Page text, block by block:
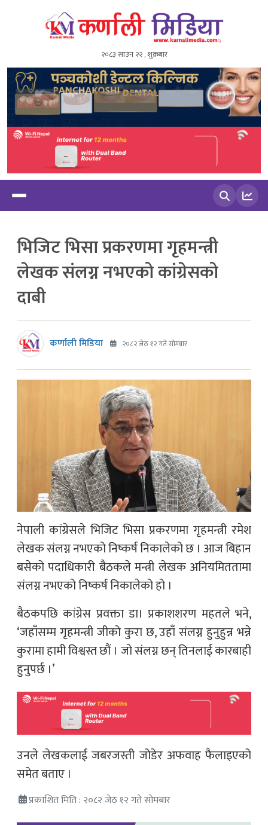
२०८३ साउन २२ , शुक्रबार
भिजिट भिसा प्रकरणमा गृहमन्त्री
लेखक संलग्न नभएको कांग्रेसको
दाबी
कर्णाली मिडिया २०८२ जेठ १२ गते सोमबार
नेपाली कांग्रेसले भिजिट भिसा प्रकरणमा गृहमन्त्री रमेश
लेखक संलग्न नभएको निष्कर्ष निकालेको छ । आज बिहान
बसेको पदाधिकारी बैठकले मन्त्री लेखक अनियमिततामा
संलग्न नभएको निष्कर्ष निकालेको हो ।
बैठकपछि कांग्रेस प्रवक्ता डा। प्रकाशशरण महतले भने,
‘जहाँसम्म गृहमन्त्री जीको कुरा छ, उहाँ संलग्न हुनुहुन्न भन्ने
कुरामा हामी विश्वस्त छौं । जो संलग्न छन् तिनलाई कारबाही
हुनुपर्छ ।’
उनले लेखकलाई जबरजस्ती जोडेर अफवाह फैलाइएको
समेत बताए ।
प्रकाशित मिति : २०८२ जेठ १२ गते सोमबार